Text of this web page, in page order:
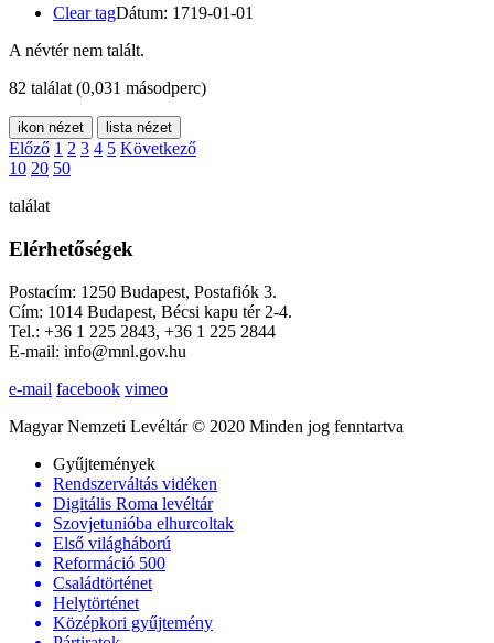
Clear tagDátum: 1719-01-01
A névtér nem talált.
82 találat (0,031 másodperc)
ikon nézet lista nézet
Előző 1 2 3 4 5 Következő
10 20 50
találat
Elérhetőségek
Postacím: 1250 Budapest, Postafiók 3.
Cím: 1014 Budapest, Bécsi kapu tér 2-4.
Tel.: +36 1 225 2843, +36 1 225 2844
E-mail: info@mnl.gov.hu
e-mail facebook vimeo
Magyar Nemzeti Levéltár © 2020 Minden jog fenntartva
Gyűjtemények
Rendszerváltás vidéken
Digitális Roma levéltár
Szovjetunióba elhurcoltak
Első világháború
Reformáció 500
Családtörténet
Helytörténet
Középkori gyűjtemény